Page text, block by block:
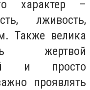
характер –
лживость,
Также велика
жертвой
и просто
проявлять